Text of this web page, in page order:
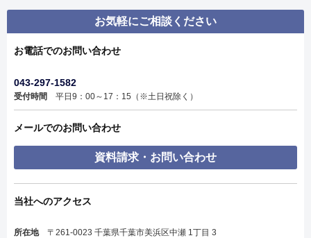
お気軽にご相談ください
お電話でのお問い合わせ
043-297-1582
受付時間 平日9：00～17：15（※土日祝除く）
メールでのお問い合わせ
資料請求・お問い合わせ
当社へのアクセス
所在地〒261-0023 千葉県千葉市美浜区中瀬 1丁目 3